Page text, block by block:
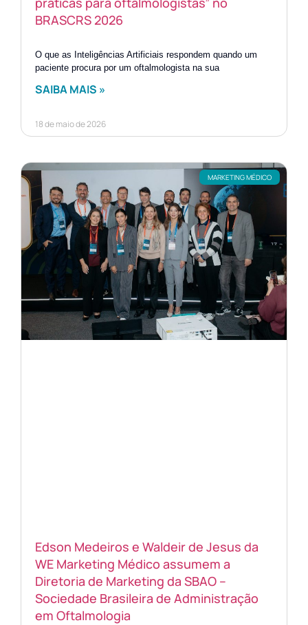
BRASCRS 2026
O que as Inteligências Artificiais respondem quando um
paciente procura por um oftalmologista na sua
SAIBA MAIS »
18 de maio de 2026
MARKETING MÉDICO
Edson Medeiros e Waldeir de Jesus da
WE Marketing Médico assumem a
Diretoria de Marketing da SBAO –
Sociedade Brasileira de Administração
em Oftalmologia